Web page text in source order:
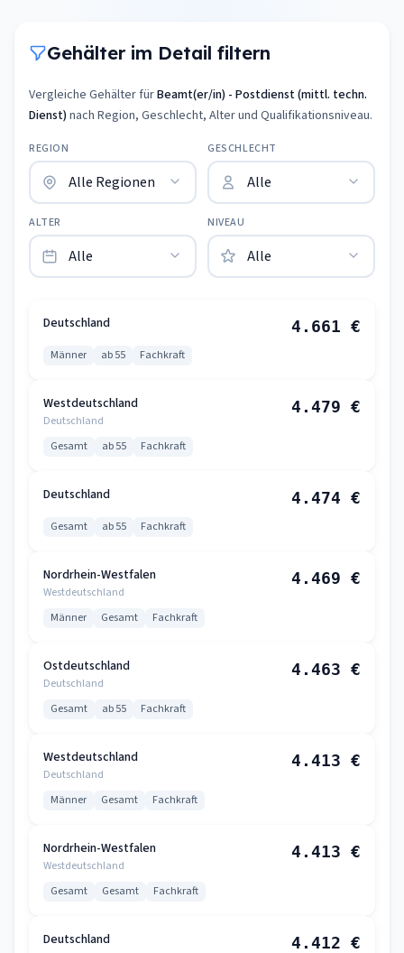
Gehälter im Detail filtern
Vergleiche Gehälter fürBeamt(er/in) - Postdienst (mittl. techn.
Dienst) nach Region, Geschlecht, Alter und Qualifikationsniveau.
REGION GESCHLECHT
ALTER NIVEAU
Deutschland 4.661 €
Männer ab 55 Fachkraft
Westdeutschland
Deutschland
4.479 €
Gesamt ab 55 Fachkraft
Deutschland 4.474 €
Gesamt ab 55 Fachkraft
Nordrhein-Westfalen
Westdeutschland
4.469 €
Männer Gesamt Fachkraft
Ostdeutschland
Deutschland
4.463 €
Gesamt ab 55 Fachkraft
Westdeutschland
Deutschland
4.413 €
Männer Gesamt Fachkraft
Nordrhein-Westfalen
Westdeutschland
4.413 €
Gesamt Gesamt Fachkraft
Deutschland 4.412 €